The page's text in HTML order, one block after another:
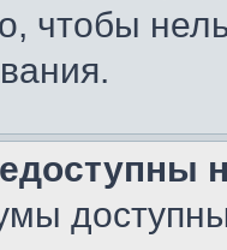
чтобы